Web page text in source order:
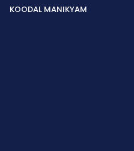
KOODAL MANIKYAM